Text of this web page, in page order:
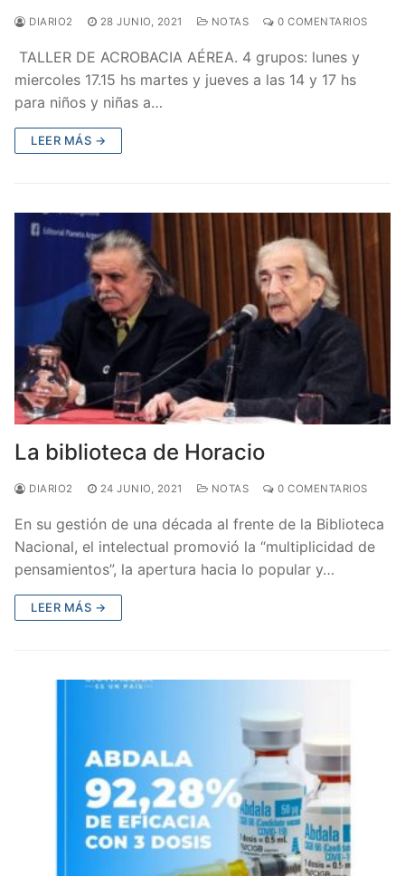
DIARIO2 28 JUNIO, 2021 NOTAS 0 COMENTARIOS
TALLER DE ACROBACIA AÉREA. 4 grupos: lunes y
miercoles 17.15 hs martes y jueves a las 14 y 17 hs
para niños y niñas a…
LEER MÁS →
La biblioteca de Horacio
DIARIO2 24 JUNIO, 2021 NOTAS 0 COMENTARIOS
En su gestión de una década al frente de la Biblioteca
Nacional, el intelectual promovió la “multiplicidad de
pensamientos”, la apertura hacia lo popular y…
LEER MÁS →